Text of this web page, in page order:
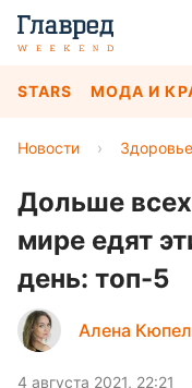
STARS МОДА И
Новости › Здоровье
Дольше
мире едят
день: топ-5
Алена
4 августа 2021, 22:21